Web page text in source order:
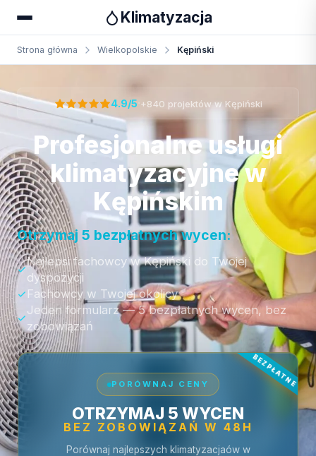
Klimatyzacja
Strona główna Wielkopolskie Kępiński
Otrzymaj bezpłatną wycenę
4.9/5 +840 projektów w Kępiński
Profesjonalne usługi
klimatyzacyjne w
Kępińskim
Otrzymaj 5 bezpłatnych wycen:
Najlepsi fachowcy w Kępiński do Twojej
dyspozycji
Fachowcy w Twojej okolicy
Jeden formularz — 5 bezpłatnych wycen, bez
zobowiązań
PORÓWNAJ CENY
OTRZYMAJ 5 WYCEN
BEZ ZOBOWIĄZAŃ W 48H
Porównaj najlepszych klimatyzacjaów w